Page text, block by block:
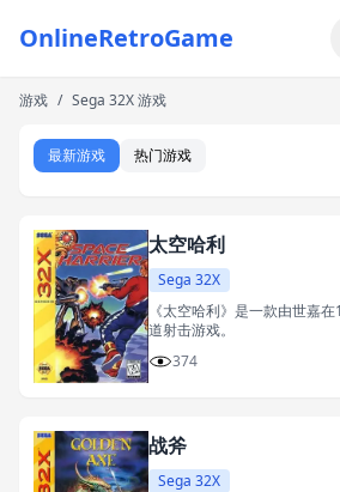
OnlineRetroGame
首页
射击
恐怖
街机
游戏专题
游戏 / Sega 32X 游戏
最新游戏 热门游戏
太空哈利
Sega 32X
《太空哈利》是一款由世嘉
道射击游戏。
374
战斧
Sega 32X